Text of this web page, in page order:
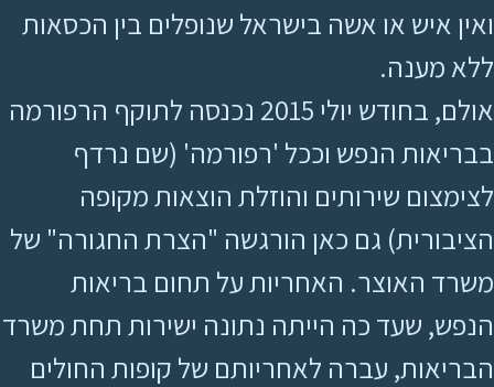
ואין איש או אשה בישראל שנופלים בין הכסאות
ללא מענה.
אולם, בחודש יולי 2015 נכנסה לתוקף הרפורמה
בבריאות הנפש וככל 'רפורמה' (שם נרדף
לצימצום שירותים והוזלת הוצאות מקופה
הציבורית) גם כאן הורגשה "הצרת החגורה" של
משרד האוצר. האחריות על תחום בריאות
הנפש, שעד כה הייתה נתונה ישירות תחת משרד
הבריאות, עברה לאחריותם של קופות החולים